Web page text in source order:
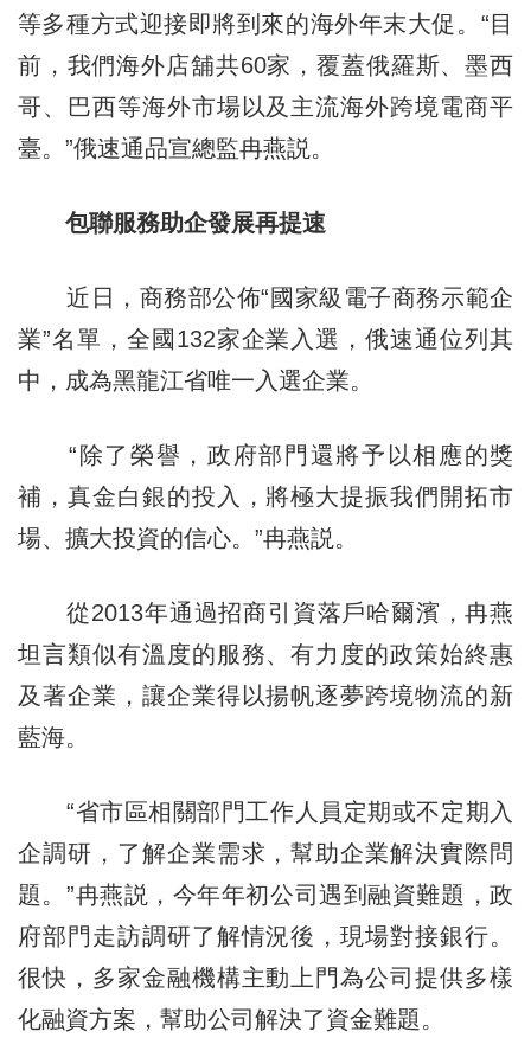
等多種方式迎接即將到來的海外年末大促。“目
前，我們海外店舖共60家，覆蓋俄羅斯、墨西
哥、巴西等海外市場以及主流海外跨境電商平
臺。”俄速通品宣總監冉燕説。
包聯服務助企發展再提速
近日，商務部公佈“國家級電子商務示範企
業”名單，全國132家企業入選，俄速通位列其
中，成為黑龍江省唯一入選企業。
“除了榮譽，政府部門還將予以相應的獎
補，真金白銀的投入，將極大提振我們開拓市
場、擴大投資的信心。”冉燕説。
從2013年通過招商引資落戶哈爾濱，冉燕
坦言類似有溫度的服務、有力度的政策始終惠
及著企業，讓企業得以揚帆逐夢跨境物流的新
藍海。
“省市區相關部門工作人員定期或不定期入
企調研，了解企業需求，幫助企業解決實際問
題。”冉燕説，今年年初公司遇到融資難題，政
府部門走訪調研了解情況後，現場對接銀行。
很快，多家金融機構主動上門為公司提供多樣
化融資方案，幫助公司解決了資金難題。